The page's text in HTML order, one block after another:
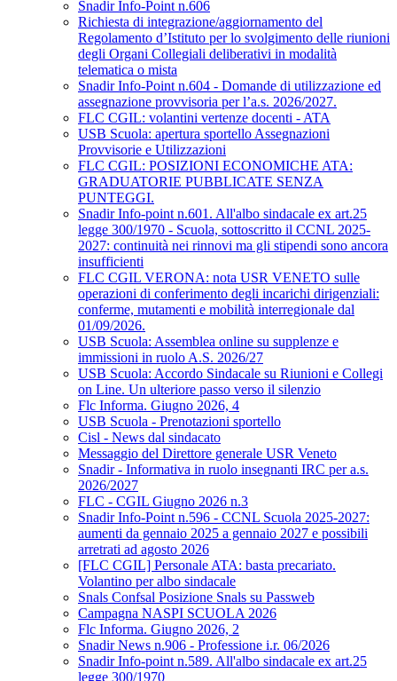
Snadir Info-Point n.606
Richiesta di integrazione/aggiornamento del
Regolamento d’Istituto per lo svolgimento delle riunioni
degli Organi Collegiali deliberativi in modalità
telematica o mista
Snadir Info-Point n.604 - Domande di utilizzazione ed
assegnazione provvisoria per l’a.s. 2026/2027.
FLC CGIL: volantini vertenze docenti - ATA
USB Scuola: apertura sportello Assegnazioni
Provvisorie e Utilizzazioni
FLC CGIL: POSIZIONI ECONOMICHE ATA:
GRADUATORIE PUBBLICATE SENZA
PUNTEGGI.
Snadir Info-point n.601. All'albo sindacale ex art.25
legge 300/1970 - Scuola, sottoscritto il CCNL 2025-
2027: continuità nei rinnovi ma gli stipendi sono ancora
insufficienti
FLC CGIL VERONA: nota USR VENETO sulle
operazioni di conferimento degli incarichi dirigenziali:
conferme, mutamenti e mobilità interregionale dal
01/09/2026.
USB Scuola: Assemblea online su supplenze e
immissioni in ruolo A.S. 2026/27
USB Scuola: Accordo Sindacale su Riunioni e Collegi
on Line. Un ulteriore passo verso il silenzio
Flc Informa. Giugno 2026, 4
USB Scuola - Prenotazioni sportello
Cisl - News dal sindacato
Messaggio del Direttore generale USR Veneto
Snadir - Informativa in ruolo insegnanti IRC per a.s.
2026/2027
FLC - CGIL Giugno 2026 n.3
Snadir Info-Point n.596 - CCNL Scuola 2025-2027:
aumenti da gennaio 2025 a gennaio 2027 e possibili
arretrati ad agosto 2026
[FLC CGIL] Personale ATA: basta precariato.
Volantino per albo sindacale
Snals Confsal Posizione Snals su Passweb
Campagna NASPI SCUOLA 2026
Flc Informa. Giugno 2026, 2
Snadir News n.906 - Professione i.r. 06/2026
Snadir Info-point n.589. All'albo sindacale ex art.25
legge 300/1970